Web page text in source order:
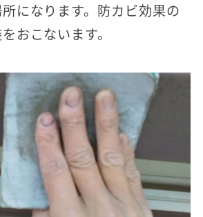
になります。防カビ効果の
おこないます。